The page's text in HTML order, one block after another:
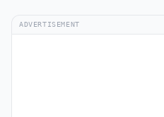
ADVERTISEMENT